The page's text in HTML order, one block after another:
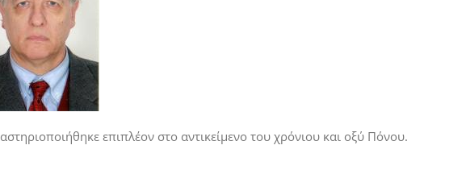
επιπλέον στο αντικείμενο του χρόνιου και οξύ Πόνου.